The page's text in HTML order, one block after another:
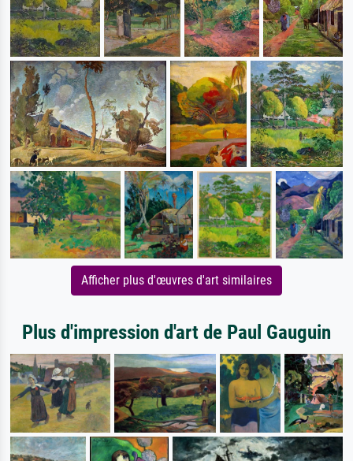
Afficher plus d'œuvres d'art similaires
Plus d'impression d'art de Paul Gauguin